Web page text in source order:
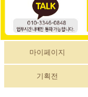
마이페이지
기획전